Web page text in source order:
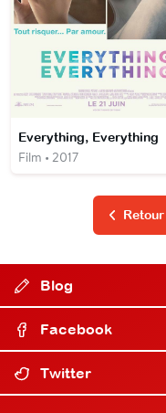
Everything, Everything
Film • 2017
Blog
Facebook
Twitter